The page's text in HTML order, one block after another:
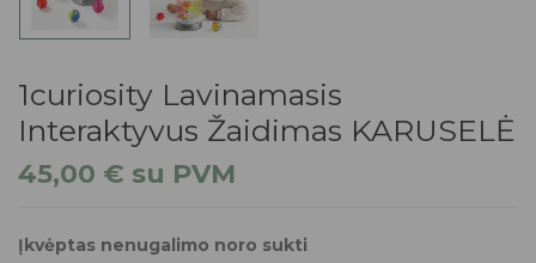
1curiosity Lavinamasis
Interaktyvus Žaidimas KARUSELĖ
45,00 € su PVM
Įkvėptas nenugalimo noro sukti